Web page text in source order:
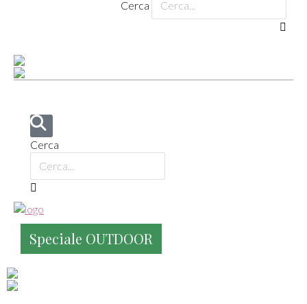
Cerca
Cerca
Speciale OUTDOOR